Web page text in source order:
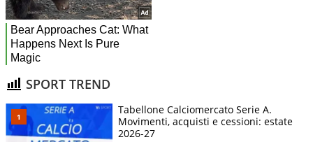
SPORT TREND
Tabellone Calciomercato Serie A.
Movimenti, acquisti e cessioni: estate
2026-27